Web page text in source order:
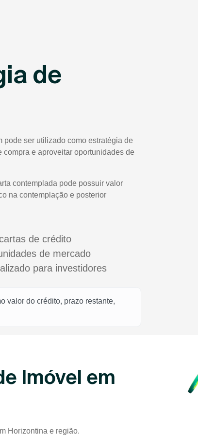
de
ser utilizado como estratégia de
e aproveitar oportunidades de
contemplada pode possuir valor
na contemplação e posterior
de crédito
de mercado
para investidores
valor do crédito, prazo restante,
Imóvel em
Horizontina e região.